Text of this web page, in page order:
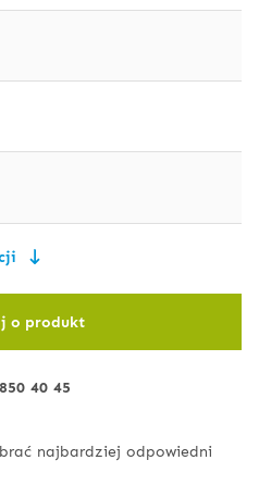
o produkt
40 45
najbardziej odpowiedni